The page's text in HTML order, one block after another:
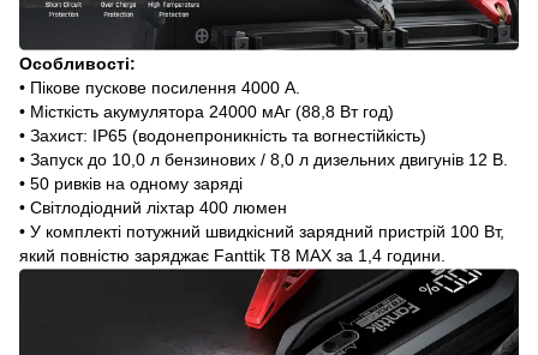
Особливості:
• Пікове пускове посилення 4000 А.
• Місткість акумулятора 24000 мАг (88,8 Вт год)
• Захист: IP65 (водонепроникність та вогнестійкість)
• Запуск до 10,0 л бензинових / 8,0 л дизельних двигунів 12 В.
• 50 ривків на одному заряді
• Світлодіодний ліхтар 400 люмен
• У комплекті потужний швидкісний зарядний пристрій 100 Вт,
який повністю заряджає Fanttik T8 MAX за 1,4 години.